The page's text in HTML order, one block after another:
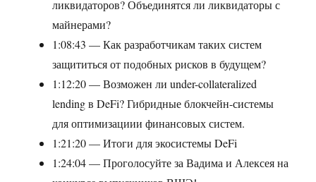
ликвидаторов? Объединятся ли ликвидаторы с
майнерами?
1:08:43 — Как разработчикам таких систем
защититься от подобных рисков в будущем?
1:12:20 — Возможен ли under-collateralized
lending в DeFi? Гибридные блокчейн-системы
для оптимизациии финансовых систем.
1:21:20 — Итоги для экосистемы DeFi
1:24:04 — Проголосуйте за Вадима и Алексея на